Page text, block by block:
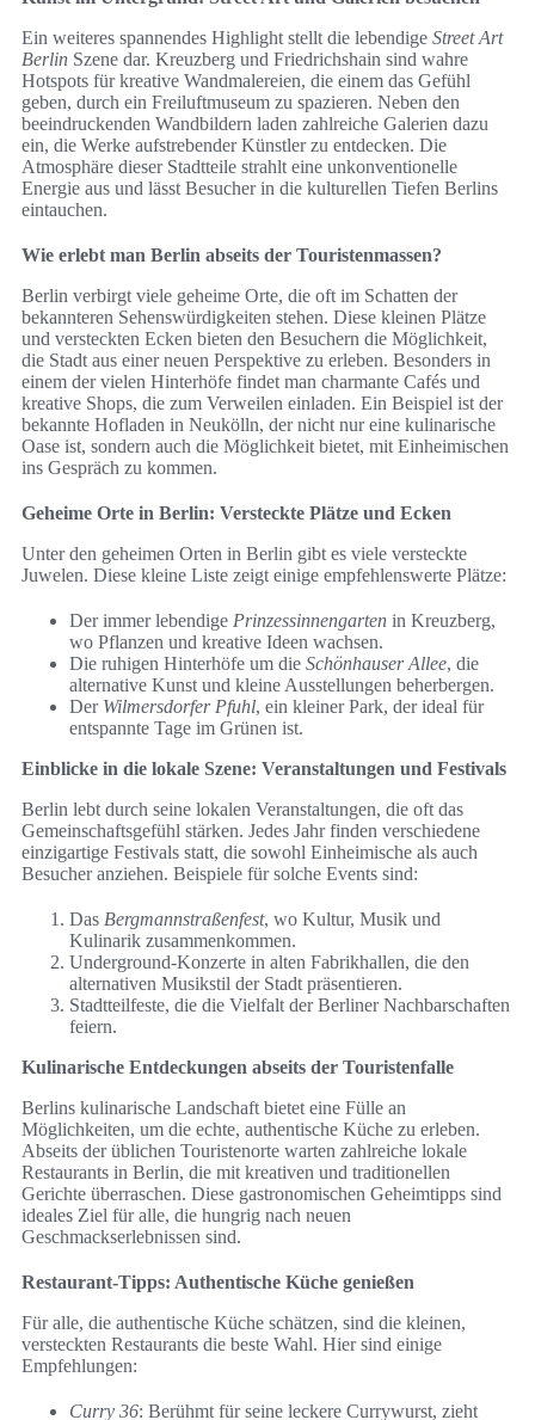
Ein weiteres spannendes Highlight stellt die lebendige Street Art
Berlin Szene dar. Kreuzberg und Friedrichshain sind wahre
Hotspots für kreative Wandmalereien, die einem das Gefühl
geben, durch ein Freiluftmuseum zu spazieren. Neben den
beeindruckenden Wandbildern laden zahlreiche Galerien dazu
ein, die Werke aufstrebender Künstler zu entdecken. Die
Atmosphäre dieser Stadtteile strahlt eine unkonventionelle
Energie aus und lässt Besucher in die kulturellen Tiefen Berlins
eintauchen.
Wie erlebt man Berlin abseits der Touristenmassen?
Berlin verbirgt viele geheime Orte, die oft im Schatten der
bekannteren Sehenswürdigkeiten stehen. Diese kleinen Plätze
und versteckten Ecken bieten den Besuchern die Möglichkeit,
die Stadt aus einer neuen Perspektive zu erleben. Besonders in
einem der vielen Hinterhöfe findet man charmante Cafés und
kreative Shops, die zum Verweilen einladen. Ein Beispiel ist der
bekannte Hofladen in Neukölln, der nicht nur eine kulinarische
Oase ist, sondern auch die Möglichkeit bietet, mit Einheimischen
ins Gespräch zu kommen.
Geheime Orte in Berlin: Versteckte Plätze und Ecken
Unter den geheimen Orten in Berlin gibt es viele versteckte
Juwelen. Diese kleine Liste zeigt einige empfehlenswerte Plätze:
Der immer lebendige Prinzessinnengarten in Kreuzberg,
wo Pflanzen und kreative Ideen wachsen.
Die ruhigen Hinterhöfe um die Schönhauser Allee, die
alternative Kunst und kleine Ausstellungen beherbergen.
Der Wilmersdorfer Pfuhl, ein kleiner Park, der ideal für
entspannte Tage im Grünen ist.
Einblicke in die lokale Szene: Veranstaltungen und Festivals
Berlin lebt durch seine lokalen Veranstaltungen, die oft das
Gemeinschaftsgefühl stärken. Jedes Jahr finden verschiedene
einzigartige Festivals statt, die sowohl Einheimische als auch
Besucher anziehen. Beispiele für solche Events sind:
Das Bergmannstraßenfest, wo Kultur, Musik und
Kulinarik zusammenkommen.
Underground-Konzerte in alten Fabrikhallen, die den
alternativen Musikstil der Stadt präsentieren.
Stadtteilfeste, die die Vielfalt der Berliner Nachbarschaften
feiern.
Kulinarische Entdeckungen abseits der Touristenfalle
Berlins kulinarische Landschaft bietet eine Fülle an
Möglichkeiten, um die echte, authentische Küche zu erleben.
Abseits der üblichen Touristenorte warten zahlreiche lokale
Restaurants in Berlin, die mit kreativen und traditionellen
Gerichte überraschen. Diese gastronomischen Geheimtipps sind
ideales Ziel für alle, die hungrig nach neuen
Geschmackserlebnissen sind.
Restaurant-Tipps: Authentische Küche genießen
Für alle, die authentische Küche schätzen, sind die kleinen,
versteckten Restaurants die beste Wahl. Hier sind einige
Empfehlungen:
Curry 36: Berühmt für seine leckere Currywurst, zieht